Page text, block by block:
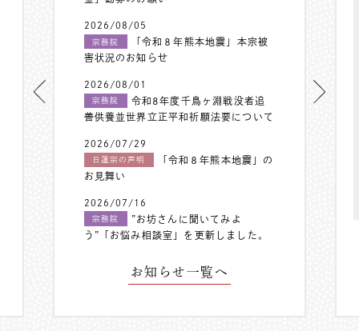
2026/08/05
宗務院
「令和８年熊本地震」本宗被
害状況のお知らせ
2026/08/01
宗務院
令和8年度千鳥ヶ淵戦没者追
善供養並世界立正平和祈願法要について
2026/07/29
日蓮宗の声明
「令和８年熊本地震」の
お見舞い
2026/07/16
宗務院
”お坊さんに聞いてみよ
う”「お悩み相談室」を更新しました。
お知らせ一覧へ